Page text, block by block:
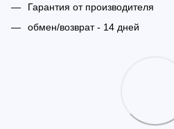
Гарантия от производителя
обмен/возврат - 14 дней